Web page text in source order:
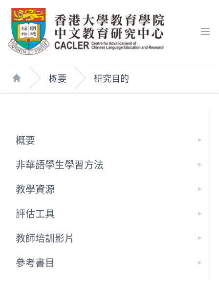
Home
概要 研究目的
概要
非華語學生學習方法
教學資源
評估工具
教師培訓影片
參考書目